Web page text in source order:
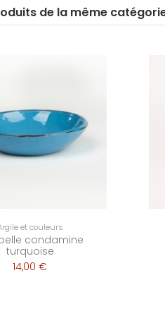
de la même
et couleurs
condamine
turquoise
14,00 €